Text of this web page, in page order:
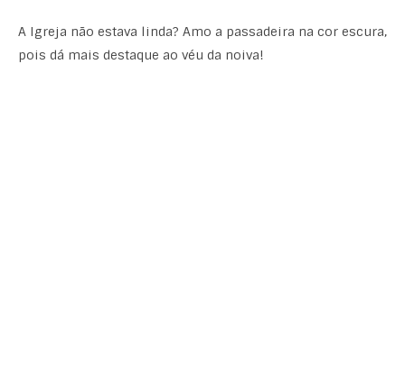
A Igreja não estava linda? Amo a passadeira na cor escura,
pois dá mais destaque ao véu da noiva!